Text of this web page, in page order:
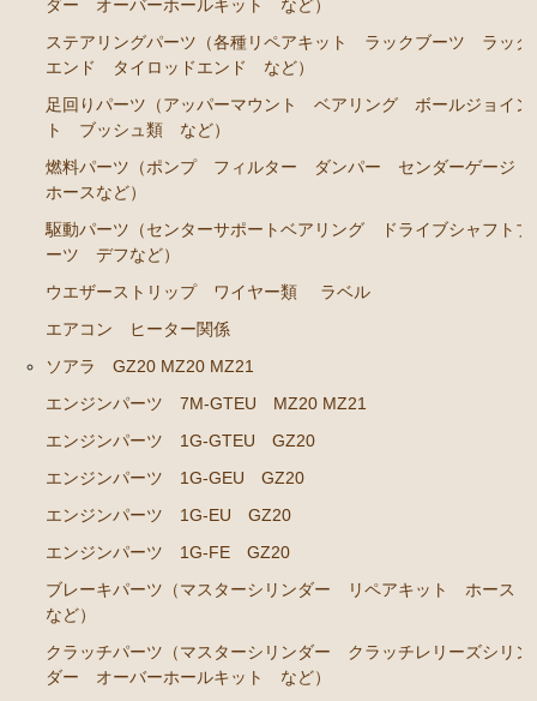
燃料パーツ（ポンプ フィルター ダンパー センダ
駆動パーツ（センターサポートベアリング ドライブ
シャフトブーツ など）
クラウン GS120 GS121 MS123 MS125
エンジンパーツ 5Ｍ-GEU MS123
エンジンパーツ 6M-GEU MS125
エンジンパーツ M-TEU
エンジンパーツ 1G-GZEU
エンジンパーツ 1G-GEU
エンジンパーツ 1G-EU
ンカップリング ホース類 など）
ブレーキパーツ（マスターシリンダー リペアキッ
ト ホース など）
クラッチパーツ（マスターシリンダー クラッチレリ
ダー オーバーホールキット など）
ステアリングパーツ（各種リペアキット ラックブーツ ラック
エンド タイロッドエンド など）
足回りパーツ（アッパーマウント ベアリング ボールジョイン
ト ブッシュ類 など）
燃料パーツ（ポンプ フィルター ダンパー センダーゲージ
ホースなど）
駆動パーツ（センターサポートベアリング ドライブシャフトブ
ーツ デフなど）
ウエザーストリップ ワイヤー類
ラベル
エアコン ヒーター関係
ソアラ GZ20 MZ20 MZ21
エンジンパーツ 7M-GTEU MZ20 MZ21
エンジンパーツ 1G-GTEU GZ20
エンジンパーツ 1G-GEU GZ20
エンジンパーツ 1G-EU GZ20
エンジンパーツ 1G-FE GZ20
ブレーキパーツ（マスターシリンダー リペアキット ホース
など）
クラッチパーツ（マスターシリンダー クラッチレリーズシリン
ダー オーバーホールキット など）